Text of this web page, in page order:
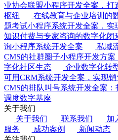
业协会联盟小程序开发全案，
枢纽
在线教育与企业培训的
题考试小程序系统开发全案，实
知识付费与专家咨询的数字化闭
询小程序系统开发全案
私域
CMS的社群圈子小程序开发方
字化社区生态
企业数字化转
可用CRM系统开发全案，实现
CMS的排队叫号系统开发全案
调度数字基座
关于我们
关于我们
联系我们 加
服务
成功案例
新闻动态